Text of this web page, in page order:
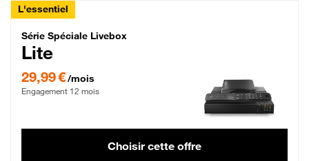
L'essentiel
Série Spéciale Livebox Lite Fibre
Série Spéciale Livebox
Lite
29,99 €/mois
Engagement 12 mois
Choisir cette offre